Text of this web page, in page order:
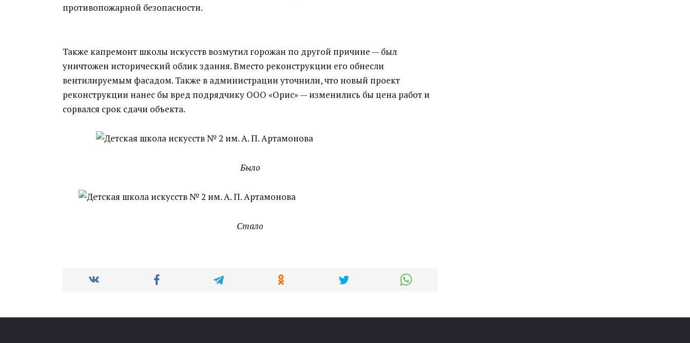
противопожарной безопасности.
Также капремонт школы искусств возмутил горожан по другой причине — был
уничтожен исторический облик здания. Вместо реконструкции его обнесли
вентилируемым фасадом. Также в администрации уточнили, что новый проект
реконструкции нанес бы вред подрядчику ООО «Орис» — изменились бы цена работ и
сорвался срок сдачи объекта.
Было
Стало